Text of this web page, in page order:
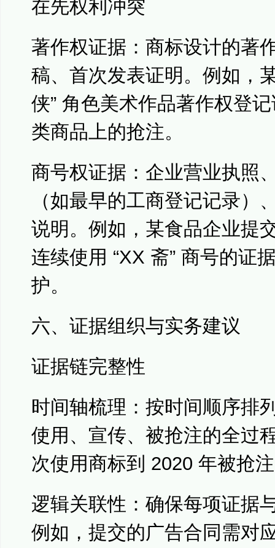
在先权利冲突
著作权证据：商标设计的著
稿、首次发表证明。例如，
侠” 角色美术作品著作权登
类商品上的抢注。
商号权证据：企业营业执照
（如最早的工商登记记录）
说明。例如，某食品企业提
连续使用 “XX 斋” 商号的证
护。
六、证据组织与实务建议
证据链完整性
时间轴梳理：按时间顺序排
使用、宣传、被抢注的全过
次使用商标到 2020 年被抢
逻辑关联性：确保每项证据
例如，提交的广告合同需对